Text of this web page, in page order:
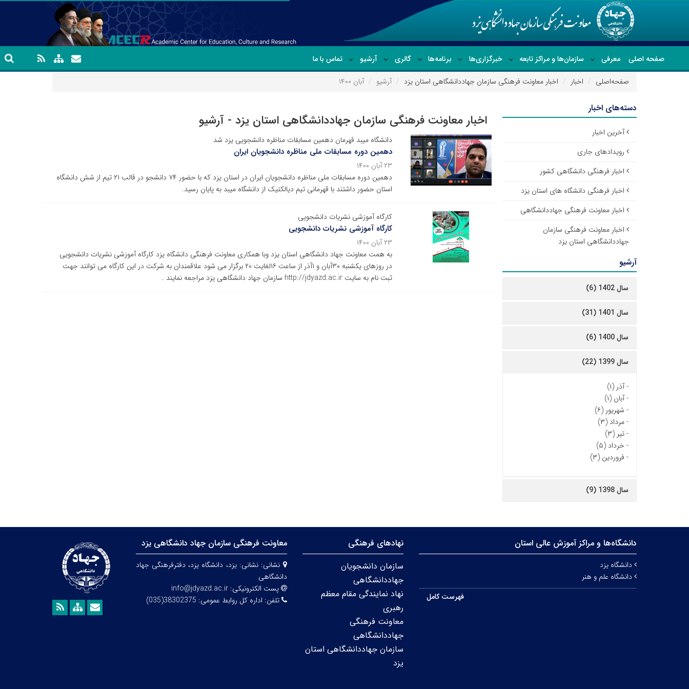
صفحه اصلی معرفی سازمان‌ها و مراکز تابعه خبرگزاری‌ها برنامه‌ها گالری آرشیو
تماس با ما
صفحه‌اصلی
اخبار اخبار معاونت فرهنگی سازمان جهاددانشگاهی استان یزد آرشیو آبان ۱۴۰۰
اخبار معاونت فرهنگی سازمان جهاددانشگاهی استان یزد - آرشیو
دانشگاه میبد قهرمان دهمین مسابقات مناظره دانشجویی یزد شد
دهمین دوره مسابقات ملی مناظره دانشجویان ایران
۲۳ آبان ۱۴۰۰
دهمین دوره مسابقات ملی مناظره دانشجویان ایران در استان یزد که با حضور ۷۴ دانشجو در قالب ۲۱ تیم از شش دانشگاه
استان حضور داشتند با قهرمانی تیم دیالکتیک از دانشگاه میبد به پایان رسید.
کارگاه آموزشی نشریات دانشجویی
کارگاه آموزشی نشریات دانشجویی
۲۳ آبان ۱۴۰۰
به همت معاونت جهاد دانشگاهی استان یزد وبا همکاری معاونت فرهنگی دانشگاه یزد کارگاه آموزشی نشریات دانشجویی
در روزهای یکشنبه ۳۰آبان و ۱آذر از ساعت ۱۶لغایت ۲۰ برگزار می شود علاقمندان به شرکت در این کارگاه می توانند جهت
ثبت نام به سایت http://jdyazd.ac.ir سازمان جهاد دانشگاهی یزد مراجعه نمایند .
دسته‌های اخبار
آخرین اخبار
رویدادهای جاری
اخبار فرهنگی دانشگاهی کشور
اخبار فرهنگی دانشگاه های استان یزد
اخبار معاونت فرهنگی جهاددانشگاهی
اخبار معاونت فرهنگی سازمان
جهاددانشگاهی استان یزد
آرشیو
سال 1402 (6)
سال 1401 (31)
سال 1400 (6)
سال 1399 (22)
-آذر (۱)
-آبان (۱)
- شهریور (۶)
-مرداد (۳)
-تیر (۳)
- خرداد (۵)
- فروردین (۳)
سال 1398 (9)
دانشگاه‌ها و مراکز آموزش عالی استان
دانشگاه یزد
دانشگاه علم و هنر
فهرست کامل
نهادهای فرهنگی
سازمان دانشجویان
جهاددانشگاهی
نهاد نمایندگی مقام معظم
رهبری
معاونت فرهنگی
جهاددانشگاهی
سازمان جهاددانشگاهی استان
یزد
معاونت فرهنگی سازمان جهاد دانشگاهی یزد
نشانی:نشانی: یزد، دانشگاه یزد، دفترفرهنگی جهاد
دانشگاهی
پست الکترونیکی:info@jdyazd.ac.ir
تلفن: اداره کل روابط عمومی: 38302375(035)